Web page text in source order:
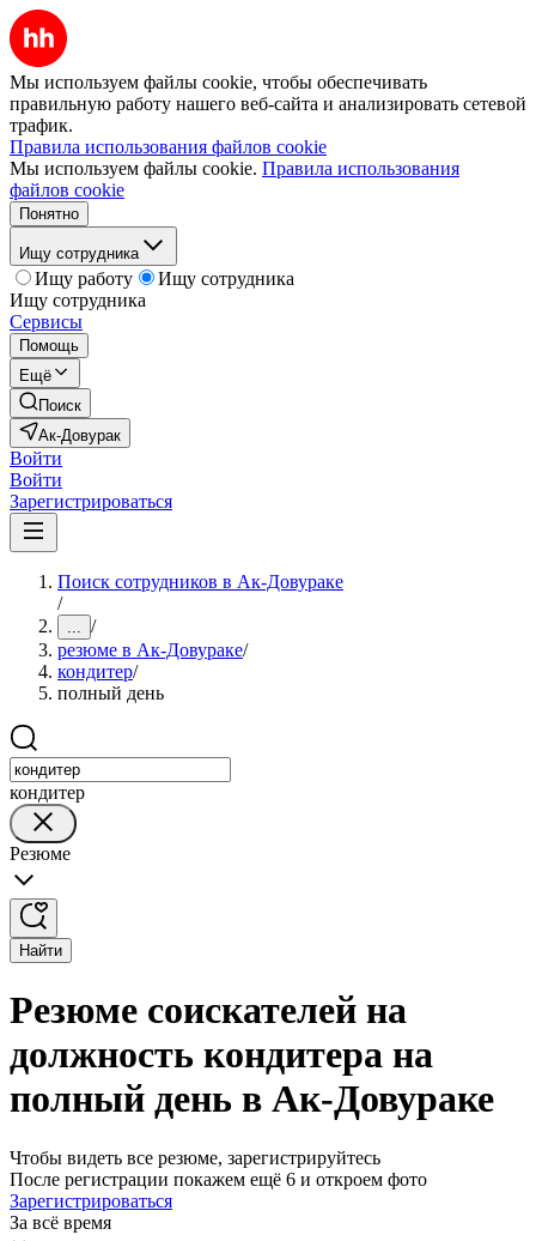
Мы используем файлы cookie, чтобы обеспечивать
правильную работу нашего веб-сайта и анализировать сетевой
трафик.
Правила использования файлов cookie
Мы используем файлы cookie. Правила использования
файлов cookie
Понятно
Ищу сотрудника
Ищу работу
Ищу сотрудника
Ищу сотрудника
Сервисы
Помощь
Ещё
Поиск
Ак-Довурак
Войти
Войти
Зарегистрироваться
Поиск сотрудников в Ак-Довураке
/
... /
резюме в Ак-Довураке/
кондитер/
полный день
кондитер
Резюме
Найти
Резюме соискателей на
должность кондитера на
полный день в Ак-Довураке
Чтобы видеть все резюме, зарегистрируйтесь
После регистрации покажем ещё 6 и откроем фото
Зарегистрироваться
За всё время